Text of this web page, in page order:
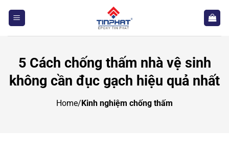
5 Cách chống thấm nhà vệ sinh
không cần đục gạch hiệu quả nhất
Home/ Kinh nghiệm chống thấm